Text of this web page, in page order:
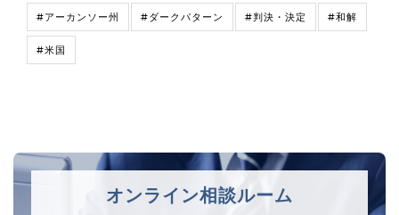
#アーカンソー州 #ダークパターン #判決・決定 #和解
#米国
オンライン相談ルーム